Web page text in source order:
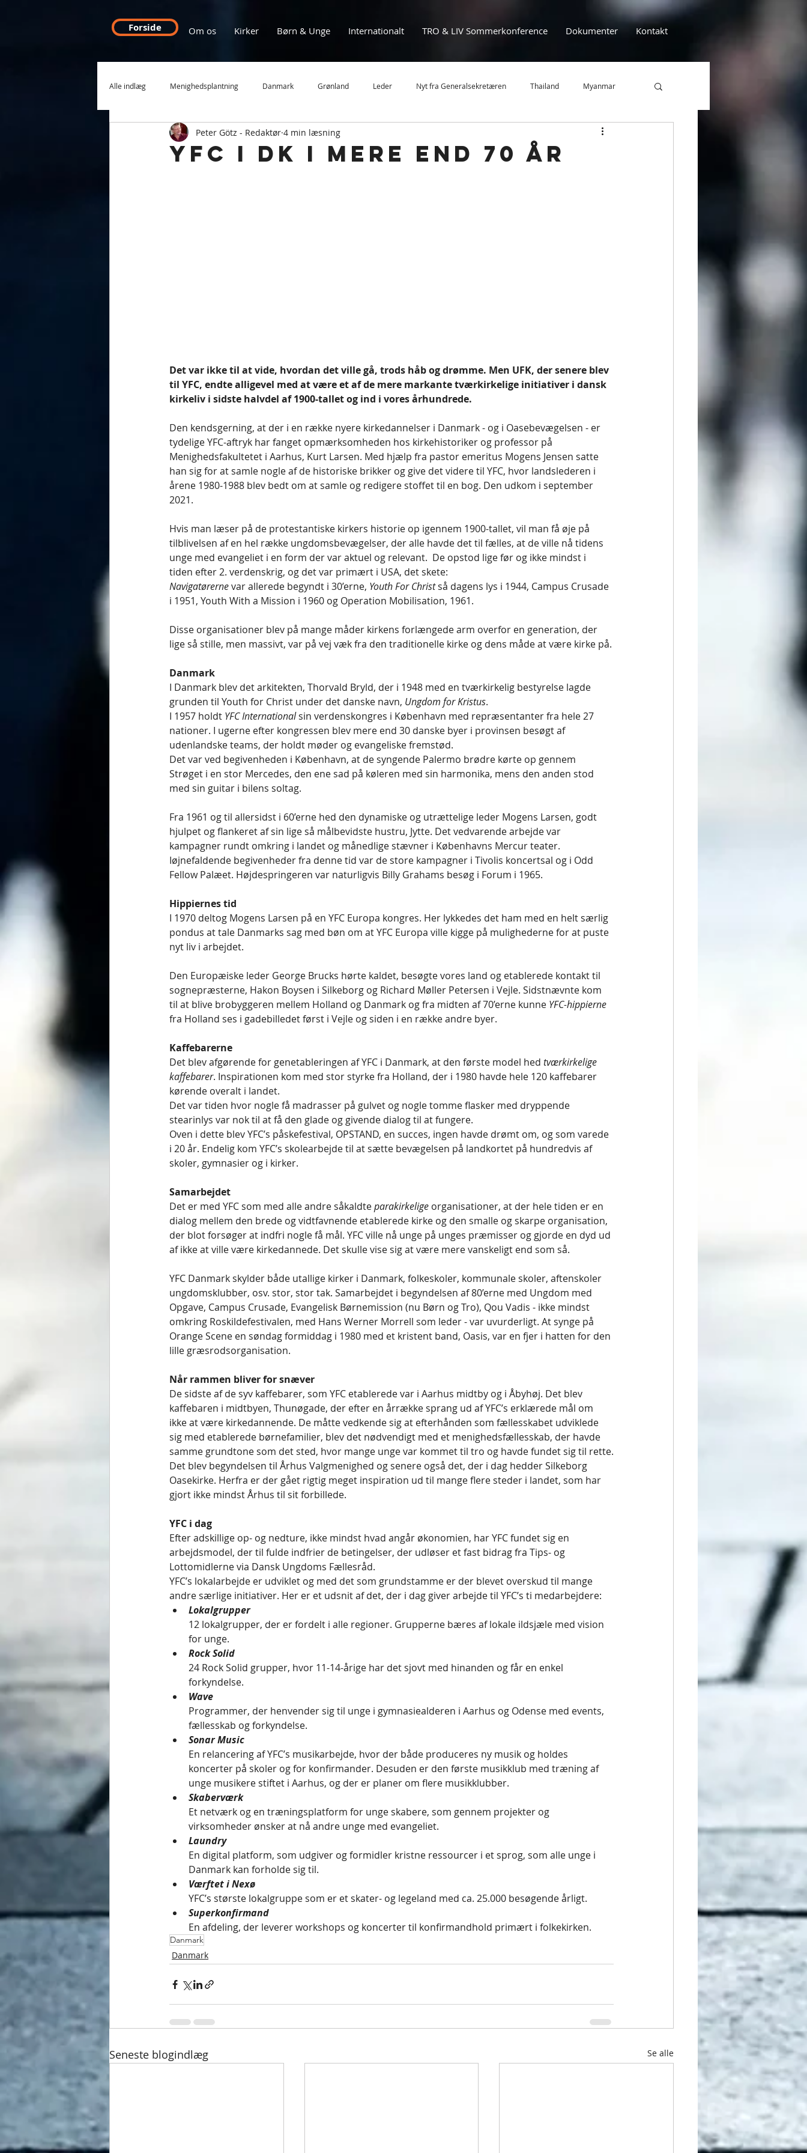
Forside Om os Kirker Børn & Unge Internationalt TRO & LIV Sommerkonference Dokumenter Kontakt
Alle indlæg Menighedsplantning Danmark Grønland Leder Nyt fra Generalsekretæren Thailand Myanmar
International Mission Rumænien MBU MBL Efterskolen Lindenborg
YFC i DK i mere end 70 år
Peter Götz - Redaktør 4 min læsning
Det var ikke til at vide, hvordan det ville gå, trods håb og drømme. Men UFK, der senere blev
til YFC, endte alligevel med at være et af de mere markante tværkirkelige initiativer i dansk
kirkeliv i sidste halvdel af 1900-tallet og ind i vores århundrede.
Den kendsgerning, at der i en række nyere kirkedannelser i Danmark - og i Oasebevægelsen - er
tydelige YFC-aftryk har fanget opmærksomheden hos kirkehistoriker og professor på
Menighedsfakultetet i Aarhus, Kurt Larsen. Med hjælp fra pastor emeritus Mogens Jensen satte
han sig for at samle nogle af de historiske brikker og give det videre til YFC, hvor landslederen i
årene 1980-1988 blev bedt om at samle og redigere stoffet til en bog. Den udkom i september
2021.
Hvis man læser på de protestantiske kirkers historie op igennem 1900-tallet, vil man få øje på
tilblivelsen af en hel række ungdomsbevægelser, der alle havde det til fælles, at de ville nå tidens
unge med evangeliet i en form der var aktuel og relevant.  De opstod lige før og ikke mindst i
tiden efter 2. verdenskrig, og det var primært i USA, det skete:
Navigatørerne var allerede begyndt i 30’erne, Youth For Christ så dagens lys i 1944, Campus Crusade
i 1951, Youth With a Mission i 1960 og Operation Mobilisation, 1961.
Disse organisationer blev på mange måder kirkens forlængede arm overfor en generation, der
lige så stille, men massivt, var på vej væk fra den traditionelle kirke og dens måde at være kirke på.
Danmark
I Danmark blev det arkitekten, Thorvald Bryld, der i 1948 med en tværkirkelig bestyrelse lagde
grunden til Youth for Christ under det danske navn, Ungdom for Kristus.
I 1957 holdt YFC International sin verdenskongres i København med repræsentanter fra hele 27
nationer. I ugerne efter kongressen blev mere end 30 danske byer i provinsen besøgt af
udenlandske teams, der holdt møder og evangeliske fremstød.
Det var ved begivenheden i København, at de syngende Palermo brødre kørte op gennem
Strøget i en stor Mercedes, den ene sad på køleren med sin harmonika, mens den anden stod
med sin guitar i bilens soltag.
Fra 1961 og til allersidst i 60’erne hed den dynamiske og utrættelige leder Mogens Larsen, godt
hjulpet og flankeret af sin lige så målbevidste hustru, Jytte. Det vedvarende arbejde var
kampagner rundt omkring i landet og månedlige stævner i Københavns Mercur teater.
Iøjnefaldende begivenheder fra denne tid var de store kampagner i Tivolis koncertsal og i Odd
Fellow Palæet. Højdespringeren var naturligvis Billy Grahams besøg i Forum i 1965.
Hippiernes tid
I 1970 deltog Mogens Larsen på en YFC Europa kongres. Her lykkedes det ham med en helt særlig
pondus at tale Danmarks sag med bøn om at YFC Europa ville kigge på mulighederne for at puste
nyt liv i arbejdet.
Den Europæiske leder George Brucks hørte kaldet, besøgte vores land og etablerede kontakt til
sognepræsterne, Hakon Boysen i Silkeborg og Richard Møller Petersen i Vejle. Sidstnævnte kom
til at blive brobyggeren mellem Holland og Danmark og fra midten af 70’erne kunne YFC-hippierne
fra Holland ses i gadebilledet først i Vejle og siden i en række andre byer.
Kaffebarerne
Det blev afgørende for genetableringen af YFC i Danmark, at den første model hed tværkirkelige
kaffebarer. Inspirationen kom med stor styrke fra Holland, der i 1980 havde hele 120 kaffebarer
kørende overalt i landet.
Det var tiden hvor nogle få madrasser på gulvet og nogle tomme flasker med dryppende
stearinlys var nok til at få den glade og givende dialog til at fungere.
Oven i dette blev YFC’s påskefestival, OPSTAND, en succes, ingen havde drømt om, og som varede
i 20 år. Endelig kom YFC’s skolearbejde til at sætte bevægelsen på landkortet på hundredvis af
skoler, gymnasier og i kirker.
Samarbejdet
Det er med YFC som med alle andre såkaldte parakirkelige organisationer, at der hele tiden er en
dialog mellem den brede og vidtfavnende etablerede kirke og den smalle og skarpe organisation,
der blot forsøger at indfri nogle få mål. YFC ville nå unge på unges præmisser og gjorde en dyd ud
af ikke at ville være kirkedannede. Det skulle vise sig at være mere vanskeligt end som så.
YFC Danmark skylder både utallige kirker i Danmark, folkeskoler, kommunale skoler, aftenskoler
ungdomsklubber, osv. stor, stor tak. Samarbejdet i begyndelsen af 80’erne med Ungdom med
Opgave, Campus Crusade, Evangelisk Børnemission (nu Børn og Tro), Qou Vadis - ikke mindst
omkring Roskildefestivalen, med Hans Werner Morrell som leder - var uvurderligt. At synge på
Orange Scene en søndag formiddag i 1980 med et kristent band, Oasis, var en fjer i hatten for den
lille græsrodsorganisation.
Når rammen bliver for snæver
De sidste af de syv kaffebarer, som YFC etablerede var i Aarhus midtby og i Åbyhøj. Det blev
kaffebaren i midtbyen, Thunøgade, der efter en årrække sprang ud af YFC’s erklærede mål om
ikke at være kirkedannende. De måtte vedkende sig at efterhånden som fællesskabet udviklede
sig med etablerede børnefamilier, blev det nødvendigt med et menighedsfællesskab, der havde
samme grundtone som det sted, hvor mange unge var kommet til tro og havde fundet sig til rette.
Det blev begyndelsen til Århus Valgmenighed og senere også det, der i dag hedder Silkeborg
Oasekirke. Herfra er der gået rigtig meget inspiration ud til mange flere steder i landet, som har
gjort ikke mindst Århus til sit forbillede.
YFC i dag
Efter adskillige op- og nedture, ikke mindst hvad angår økonomien, har YFC fundet sig en
arbejdsmodel, der til fulde indfrier de betingelser, der udløser et fast bidrag fra Tips- og
Lottomidlerne via Dansk Ungdoms Fællesråd.
YFC’s lokalarbejde er udviklet og med det som grundstamme er der blevet overskud til mange
andre særlige initiativer. Her er et udsnit af det, der i dag giver arbejde til YFC’s ti medarbejdere:
Lokalgrupper
12 lokalgrupper, der er fordelt i alle regioner. Grupperne bæres af lokale ildsjæle med vision
for unge.
Rock Solid
24 Rock Solid grupper, hvor 11-14-årige har det sjovt med hinanden og får en enkel
forkyndelse.
Wave
Programmer, der henvender sig til unge i gymnasiealderen i Aarhus og Odense med events,
fællesskab og forkyndelse.
Sonar Music
En relancering af YFC’s musikarbejde, hvor der både produceres ny musik og holdes
koncerter på skoler og for konfirmander. Desuden er den første musikklub med træning af
unge musikere stiftet i Aarhus, og der er planer om flere musikklubber.
Skaberværk
Et netværk og en træningsplatform for unge skabere, som gennem projekter og
virksomheder ønsker at nå andre unge med evangeliet.
Laundry
En digital platform, som udgiver og formidler kristne ressourcer i et sprog, som alle unge i
Danmark kan forholde sig til.
Værftet i Nexø
YFC’s største lokalgruppe som er et skater- og legeland med ca. 25.000 besøgende årligt.
Superkonfirmand
En afdeling, der leverer workshops og koncerter til konfirmandhold primært i folkekirken.
Danmark
Danmark
Seneste blogindlæg Se alle